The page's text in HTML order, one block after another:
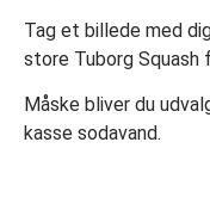
Tag et billede med
store Tuborg Squash
Måske bliver du
kasse sodavand.